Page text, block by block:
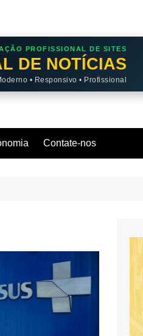
PROFISSIONAL DE SITES
DE NOTÍCIAS
• Responsivo • Profissional
Contate-nos